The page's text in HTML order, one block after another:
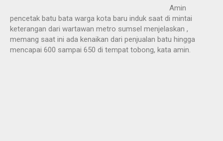
Amin
pencetak batu bata warga kota baru induk saat di mintai
keterangan dari wartawan metro sumsel menjelaskan ,
memang saat ini ada kenaikan dari penjualan batu hingga
mencapai 600 sampai 650 di tempat tobong, kata amin.